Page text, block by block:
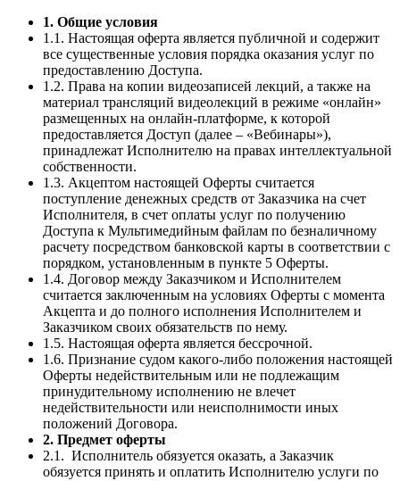
1. Общие условия
1.1. Настоящая оферта является публичной и содержит
все существенные условия порядка оказания услуг по
предоставлению Доступа.
1.2. Права на копии видеозаписей лекций, а также на
материал трансляций видеолекций в режиме «онлайн»
размещенных на онлайн-платформе, к которой
предоставляется Доступ (далее – «Вебинары»),
принадлежат Исполнителю на правах интеллектуальной
собственности.
1.3. Акцептом настоящей Оферты считается
поступление денежных средств от Заказчика на счет
Исполнителя, в счет оплаты услуг по получению
Доступа к Мультимедийным файлам по безналичному
расчету посредством банковской карты в соответствии с
порядком, установленным в пункте 5 Оферты.
1.4. Договор между Заказчиком и Исполнителем
считается заключенным на условиях Оферты с момента
Акцепта и до полного исполнения Исполнителем и
Заказчиком своих обязательств по нему.
1.5. Настоящая оферта является бессрочной.
1.6. Признание судом какого-либо положения настоящей
Оферты недействительным или не подлежащим
принудительному исполнению не влечет
недействительности или неисполнимости иных
положений Договора.
2. Предмет оферты
2.1. Исполнитель обязуется оказать, а Заказчик
обязуется принять и оплатить Исполнителю услуги по